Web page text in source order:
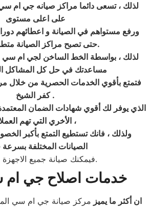
لذلك ، تسعى دائما مراكز صيانه جي ام
على اعلى مستوى
ورفع مستواهم في الصيانة و اعطائهم
حتى تصبح مراكز الصيانة.
لذلك ، بواسطة الخط الساخن لجي ام سي
مساعدتك في حل كل المشاكل
فتمتع بأقوي الخدمات الحصرية من خلال
كفر الشيخ.
الذي يوفر لك أقوي شهادات الضمان
الأخري التي تهم العملاء ،
ولذلك ، فانك تستطيع التمتع بأكبر
الصيانات المختلفة بسرعة
فيمكنك صيانة جميع الاجهزة المنزلية.
خدمات اصلاح جي
ان أكثر ما يميز مركز صيانة جي ام سي